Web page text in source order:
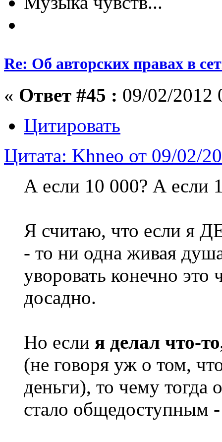
Re: Об авторских правах в
« Ответ #45 : 09/02/2012
Цитировать
Цитата: Khneo от 09/02/
А если 10 000? А если
Я считаю, что если я
- то ни одна живая
уворовать конечно это
досадно.
Но если я делал что-
(не говоря уж о том,
деньги), то чему тогда
стало общедоступным -